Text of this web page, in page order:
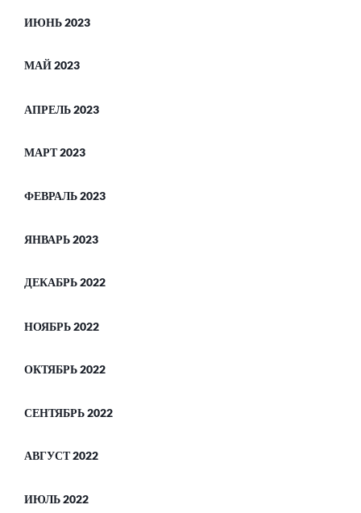
ИЮНЬ 2023
МАЙ 2023
АПРЕЛЬ 2023
МАРТ 2023
ФЕВРАЛЬ 2023
ЯНВАРЬ 2023
ДЕКАБРЬ 2022
НОЯБРЬ 2022
ОКТЯБРЬ 2022
СЕНТЯБРЬ 2022
АВГУСТ 2022
ИЮЛЬ 2022